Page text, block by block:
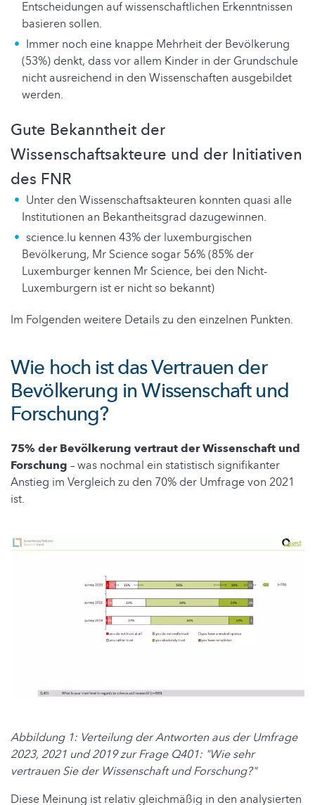
Entscheidungen auf wissenschaftlichen Erkenntnissen
basieren sollen.
Immer noch eine knappe Mehrheit der Bevölkerung
(53%) denkt, dass vor allem Kinder in der Grundschule
nicht ausreichend in den Wissenschaften ausgebildet
werden.
Gute Bekanntheit der
Wissenschaftsakteure und der Initiativen
des FNR
Unter den Wissenschaftsakteuren konnten quasi alle
Institutionen an Bekantheitsgrad dazugewinnen.
science.lu kennen 43% der luxemburgischen
Bevölkerung, Mr Science sogar 56% (85% der
Luxemburger kennen Mr Science, bei den Nicht-
Luxemburgern ist er nicht so bekannt)
Im Folgenden weitere Details zu den einzelnen Punkten.
Wie hoch ist das Vertrauen der
Bevölkerung in Wissenschaft und
Forschung?
75% der Bevölkerung vertraut der Wissenschaft und
Forschung – was nochmal ein statistisch signifikanter
Anstieg im Vergleich zu den 70% der Umfrage von 2021
ist.
Abbildung 1: Verteilung der Antworten aus der Umfrage
2023, 2021 und 2019 zur Frage Q401: "Wie sehr
vertrauen Sie der Wissenschaft und Forschung?"
Diese Meinung ist relativ gleichmäßig in den analysierten